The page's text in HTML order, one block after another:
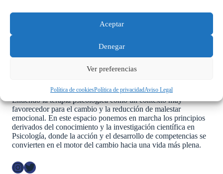
Aceptar
Denegar
Ver preferencias
Política de cookiesPolítica de privacidadAviso Legal
intervención comunitaria y de la psicología sanitaria.
Además de la consulta psicológica, trabajo en ámbito
universitario dirigiendo un Máster Universitario en Prevención
y Tratamiento psicológico de las Adicciones, siendo este un
entornos de investigación y con la actualización constante
Entiendo la terapia psicológica como un contexto muy
favorecedor para el cambio y la reducción de malestar
emocional. En este espacio ponemos en marcha los principios
derivados del conocimiento y la investigación científica en
Psicología, donde la acción y el desarrollo de competencias se
convierten en el motor del cambio hacia una vida más plena.
InstagramTwitter